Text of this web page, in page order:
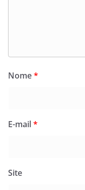
Nome*
E-mail*
Site